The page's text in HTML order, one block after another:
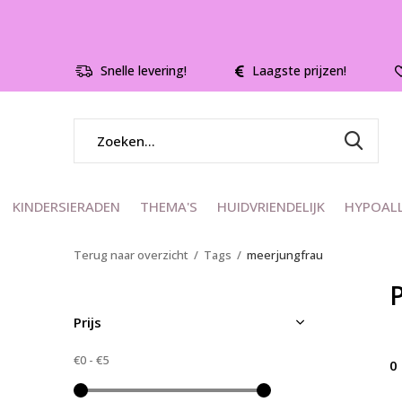
KINDERSIERADEN THEMA'S HUIDVRIENDELIJK
Snelle levering! Laagste prijzen!
Terug naar overzicht Tags meerjungfrau
0
Prijs
€0 - €5